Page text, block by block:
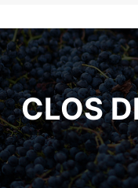
CLOS